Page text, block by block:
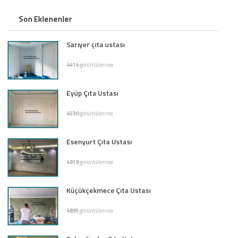
Son Eklenenler
Sarıyer çıta ustası
4414görüntülenme
Eyüp Çıta Ustası
4530görüntülenme
Esenyurt Çıta Ustası
4919görüntülenme
Küçükçekmece Çıta Ustası
4895görüntülenme